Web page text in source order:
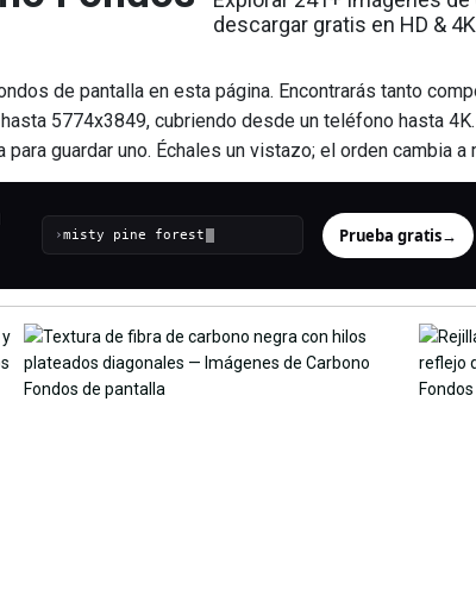
descargar gratis en HD & 4K
de pantalla en esta página. Encontrarás tanto
5774x3849, cubriendo desde un teléfono hasta 4K.
guardar uno. Échales un vistazo; el orden cambia
› Prueba gratis→